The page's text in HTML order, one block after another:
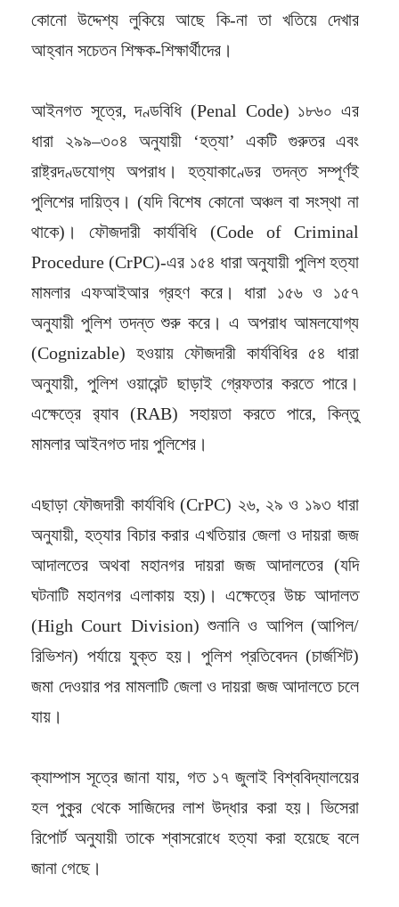
কোনো উদ্দেশ্য লুকিয়ে আছে কি-না তা খতিয়ে দেখার
আহ্বান সচেতন শিক্ষক-শিক্ষার্থীদের।
আইনগত সূত্রে, দণ্ডবিধি (Penal Code) ১৮৬০ এর
ধারা ২৯৯–৩০৪ অনুযায়ী ‘হত্যা’ একটি গুরুতর এবং
রাষ্ট্রদণ্ডযোগ্য অপরাধ। হত্যাকাণ্ডের তদন্ত সম্পূর্ণই
পুলিশের দায়িত্ব। (যদি বিশেষ কোনো অঞ্চল বা সংস্থা না
থাকে)। ফৌজদারী কার্যবিধি (Code of Criminal
Procedure (CrPC)-এর ১৫৪ ধারা অনুযায়ী পুলিশ হত্যা
মামলার এফআইআর গ্রহণ করে। ধারা ১৫৬ ও ১৫৭
অনুযায়ী পুলিশ তদন্ত শুরু করে। এ অপরাধ আমলযোগ্য
(Cognizable) হওয়ায় ফৌজদারী কার্যবিধির ৫৪ ধারা
অনুযায়ী, পুলিশ ওয়ারেন্ট ছাড়াই গ্রেফতার করতে পারে।
এক্ষেত্রে র‌্যাব (RAB) সহায়তা করতে পারে, কিন্তু
মামলার আইনগত দায় পুলিশের।
এছাড়া ফৌজদারী কার্যবিধি (CrPC) ২৬, ২৯ ও ১৯৩ ধারা
অনুযায়ী, হত্যার বিচার করার এখতিয়ার জেলা ও দায়রা জজ
আদালতের অথবা মহানগর দায়রা জজ আদালতের (যদি
ঘটনাটি মহানগর এলাকায় হয়)। এক্ষেত্রে উচ্চ আদালত
(High Court Division) শুনানি ও আপিল (আপিল/
রিভিশন) পর্যায়ে যুক্ত হয়। পুলিশ প্রতিবেদন (চার্জশিট)
জমা দেওয়ার পর মামলাটি জেলা ও দায়রা জজ আদালতে চলে
যায়।
ক্যাম্পাস সূত্রে জানা যায়, গত ১৭ জুলাই বিশ্ববিদ্যালয়ের
হল পুকুর থেকে সাজিদের লাশ উদ্ধার করা হয়। ভিসেরা
রিপোর্ট অনুযায়ী তাকে শ্বাসরোধে হত্যা করা হয়েছে বলে
জানা গেছে।